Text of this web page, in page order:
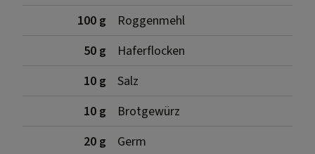
100 g
Roggenmehl
50 g
Haferflocken
10 g
Salz
10 g
Brotgewürz
20 g
Germ